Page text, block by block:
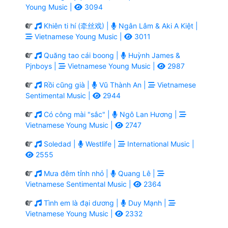
Young Music |
3094
Khiên ti hí (牵丝戏) |
Ngân Lâm & Aki A Kiệt |
Vietnamese Young Music |
3011
Quăng tao cái boong |
Huỳnh James &
Pjnboys |
Vietnamese Young Music | 2987
Rồi cũng già | Vũ Thành An |
Vietnamese
Sentimental Music |
2944
Có công mài "sắc" |
Ngô Lan Hương |
Vietnamese Young Music |
2747
Soledad | Westlife |
International Music |
2555
Mưa đêm tỉnh nhỏ |
Quang Lê |
Vietnamese Sentimental Music |
2364
Tình em là đại dương |
Duy Mạnh |
Vietnamese Young Music |
2332